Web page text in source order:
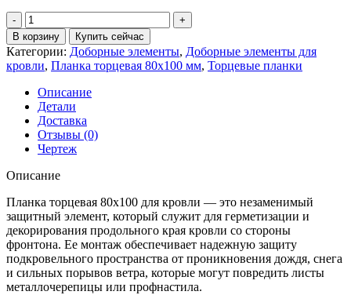
Количество
товара
Планка
торцевая
80х100
0,7
ПЭ
с
пленкой
RAL
мокрый
(3м)
В корзину Купить сейчас
Категории: Доборные элементы, Доборные элементы для
кровли, Планка торцевая 80х100 мм, Торцевые планки
Описание
Детали
Доставка
Отзывы (0)
Чертеж
Описание
Планка торцевая 80х100 для кровли — это незаменимый
защитный элемент, который служит для герметизации и
декорирования продольного края кровли со стороны
фронтона. Ее монтаж обеспечивает надежную защиту
подкровельного пространства от проникновения дождя, снега
и сильных порывов ветра, которые могут повредить листы
металлочерепицы или профнастила.